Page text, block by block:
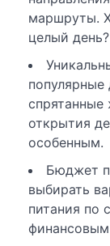
маршруты.
целый
популярные
открытия
особенным.
Бюджет
выбирать
питания по